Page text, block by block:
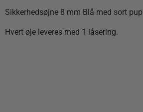
Sikkerhedsøjne 8 mm Blå med sort
Hvert øje leveres med 1 låsering.